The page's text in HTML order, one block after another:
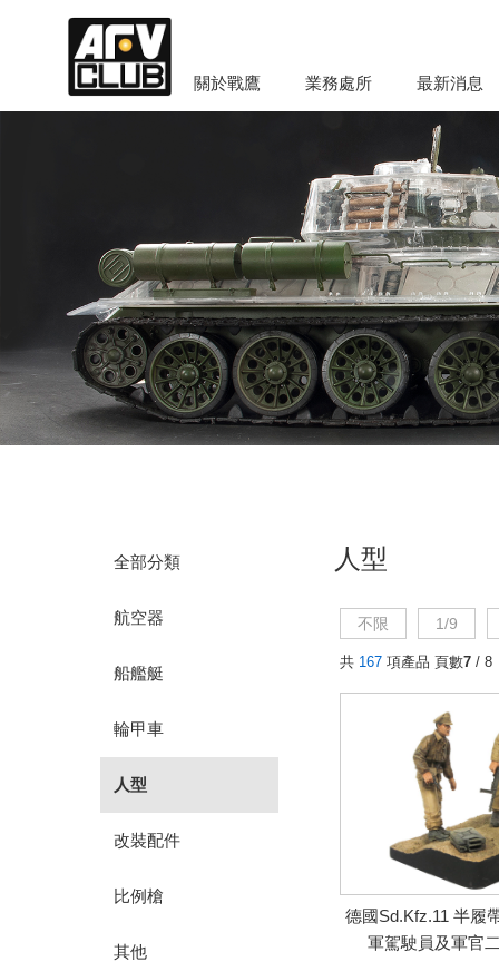
關於戰鷹 業務處所 最新消息
全部分類
航空器
船艦艇
輪甲車
人型
改裝配件
比例槍
其他
人型
不限 1/9
共 167 項產品 頁數7 / 8
德國Sd.Kfz.11 半履
軍駕駛員及軍官